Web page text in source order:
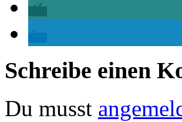
Schreibe einen
Du musst